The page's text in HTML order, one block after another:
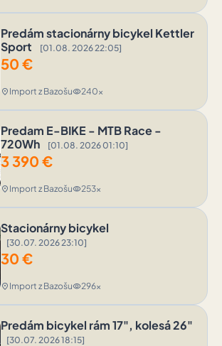
Predám stacionárny bicykel Kettler
Sport
[01.08. 2026 22:05]
50 €
location_on Import z Bazošuvisibility240x
Predam E-BIKE - MTB Race -
720Wh
[01.08. 2026 01:10]
3 390 €
location_on Import z Bazošuvisibility253x
Stacionárny bicykel
[30.07. 2026 23:10]
30 €
location_on Import z Bazošuvisibility296x
Predám bicykel rám 17", kolesá 26"
[30.07. 2026 18:15]